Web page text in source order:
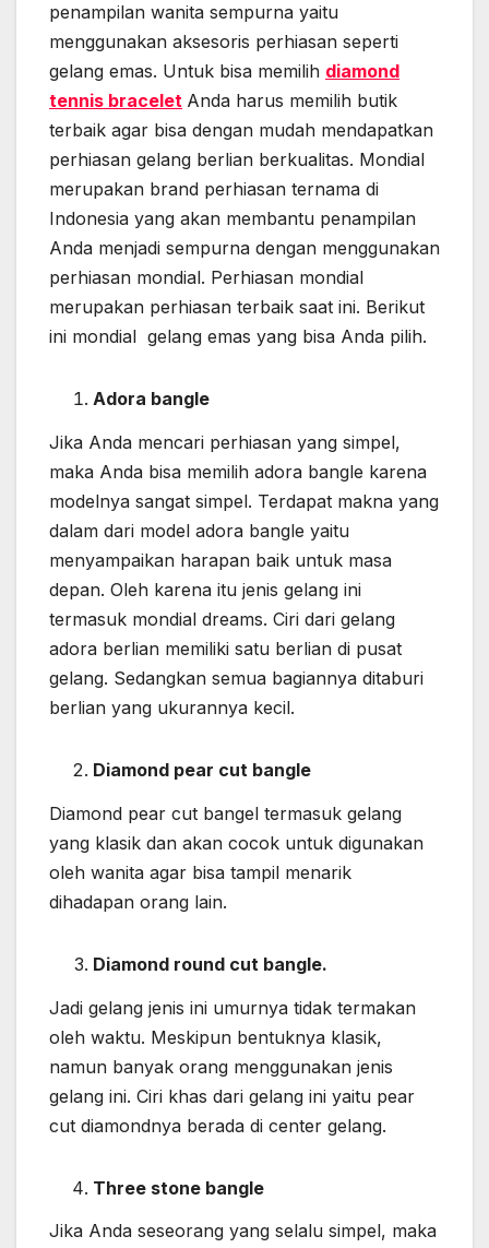
penampilan wanita sempurna yaitu
menggunakan aksesoris perhiasan seperti
gelang emas. Untuk bisa memilih diamond
tennis bracelet Anda harus memilih butik
terbaik agar bisa dengan mudah mendapatkan
perhiasan gelang berlian berkualitas. Mondial
merupakan brand perhiasan ternama di
Indonesia yang akan membantu penampilan
Anda menjadi sempurna dengan menggunakan
perhiasan mondial. Perhiasan mondial
merupakan perhiasan terbaik saat ini. Berikut
ini mondial gelang emas yang bisa Anda pilih.
Adora bangle
Jika Anda mencari perhiasan yang simpel,
maka Anda bisa memilih adora bangle karena
modelnya sangat simpel. Terdapat makna yang
dalam dari model adora bangle yaitu
menyampaikan harapan baik untuk masa
depan. Oleh karena itu jenis gelang ini
termasuk mondial dreams. Ciri dari gelang
adora berlian memiliki satu berlian di pusat
gelang. Sedangkan semua bagiannya ditaburi
berlian yang ukurannya kecil.
Diamond pear cut bangle
Diamond pear cut bangel termasuk gelang
yang klasik dan akan cocok untuk digunakan
oleh wanita agar bisa tampil menarik
dihadapan orang lain.
Diamond round cut bangle.
Jadi gelang jenis ini umurnya tidak termakan
oleh waktu. Meskipun bentuknya klasik,
namun banyak orang menggunakan jenis
gelang ini. Ciri khas dari gelang ini yaitu pear
cut diamondnya berada di center gelang.
Three stone bangle
Jika Anda seseorang yang selalu simpel, maka